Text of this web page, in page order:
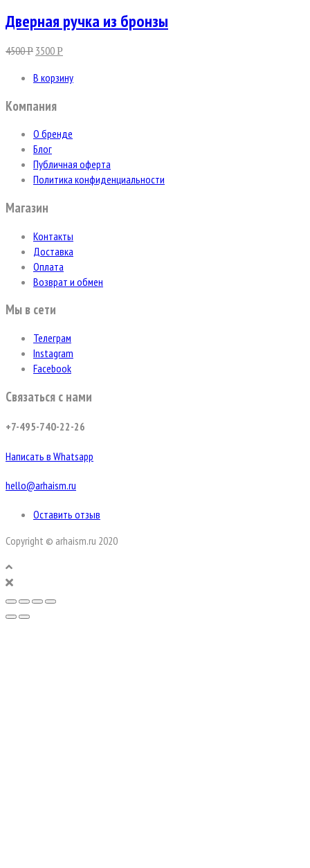
Дверная ручка из бронзы
4500Р 3500Р
В корзину
Компания
О бренде
Блог
Публичная оферта
Политика конфиденциальности
Магазин
Контакты
Доставка
Оплата
Возврат и обмен
Мы в сети
Телеграм
Instagram
Facebook
Связаться с нами
+7-495-740-22-26
Написать в Whatsapp
hello@arhaism.ru
Оставить отзыв
Copyright © arhaism.ru 2020